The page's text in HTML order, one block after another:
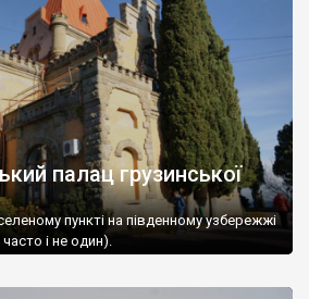
палац грузинської
пункті на південному узбережжі
і не один).